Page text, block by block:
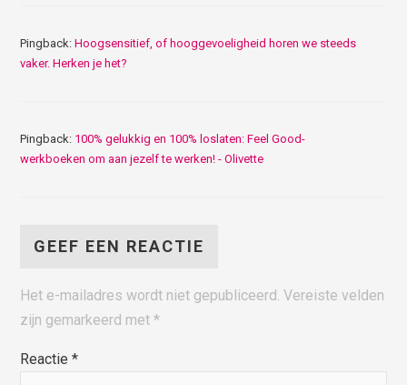
Pingback:Hoogsensitief, of hooggevoeligheid horen we steeds
vaker. Herken je het?
Pingback: 100% gelukkig en 100% loslaten: Feel Good-
werkboeken om aan jezelf te werken! - Olivette
GEEF EEN REACTIE
Het e-mailadres wordt niet gepubliceerd. Vereiste velden
zijn gemarkeerd met*
Reactie*